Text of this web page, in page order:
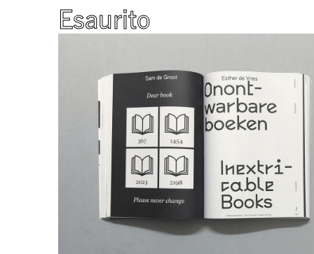
Esaurito